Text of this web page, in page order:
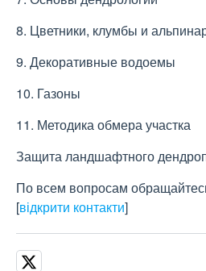
8. Цветники, клумбы и
9. Декоративные водоемы
10. Газоны
11. Методика обмера участка
Защита ландшафтного
По всем вопросам
[відкрити контакти]